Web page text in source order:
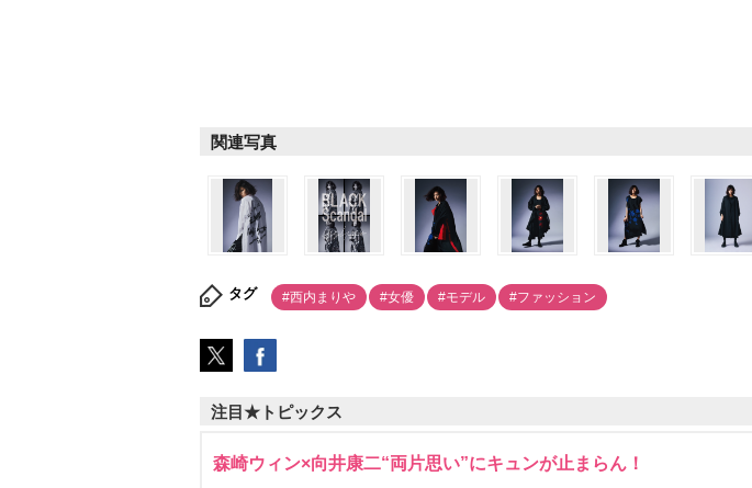
関連写真
タグ #西内まり #女優 #モデル #ファッション
注目★トピックス
森崎ウィン×向井康二“両片思い”にキュンが止まらん！